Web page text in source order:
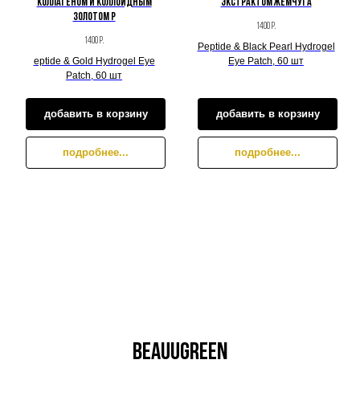
коллагеном и коллоидным
золотом P
1400р.
eptide & Gold Hydrogel Eye
Patch, 60 шт
добавить в корзину
подробнее...
экстрактом жемчуга
1400р.
Peptide & Black Pearl Hydrogel
Eye Patch, 60 шт
добавить в корзину
подробнее...
BeauuGreen